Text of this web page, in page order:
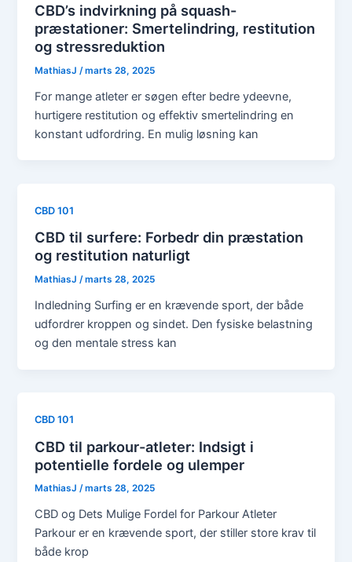
CBD’s indvirkning på squash-
præstationer: Smertelindring, restitution
og stressreduktion
MathiasJ /marts 28, 2025
For mange atleter er søgen efter bedre ydeevne,
hurtigere restitution og effektiv smertelindring en
konstant udfordring. En mulig løsning kan
CBD 101
CBD til surfere: Forbedr din præstation
og restitution naturligt
MathiasJ/marts 28, 2025
Indledning Surfing er en krævende sport, der både
udfordrer kroppen og sindet. Den fysiske belastning
og den mentale stress kan
CBD 101
CBD til parkour-atleter: Indsigt i
potentielle fordele og ulemper
MathiasJ/marts 28, 2025
CBD og Dets Mulige Fordel for Parkour Atleter
Parkour er en krævende sport, der stiller store krav til
både krop